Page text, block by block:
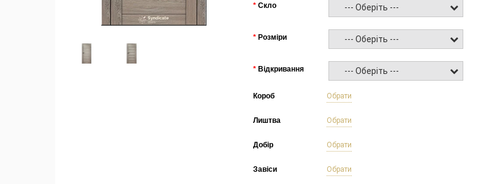
Скло --- Оберіть ---
Розміри --- Оберіть ---
Відкривання --- Оберіть ---
Короб Обрати
Лиштва Обрати
Добір Обрати
Завіси Обрати